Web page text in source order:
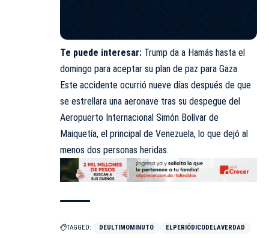
Te puede interesar: Trump da a Hamás hasta el
domingo para aceptar su plan de paz para Gaza
Este accidente ocurrió nueve días después de que
se estrellara una aeronave tras su despegue del
Aeropuerto Internacional Simón Bolívar de
Maiquetía, el principal de Venezuela, lo que dejó al
menos dos personas heridas.
TAGGED: DEULTIMOMINUTO ELPERIÓDICODELAVERDAD